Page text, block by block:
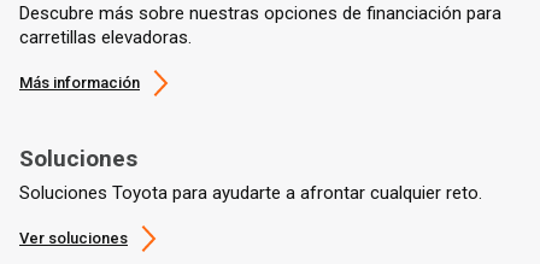
Descubre más sobre nuestras opciones de financiación para
carretillas elevadoras.
Más información
Soluciones
Soluciones Toyota para ayudarte a afrontar cualquier reto.
Ver soluciones